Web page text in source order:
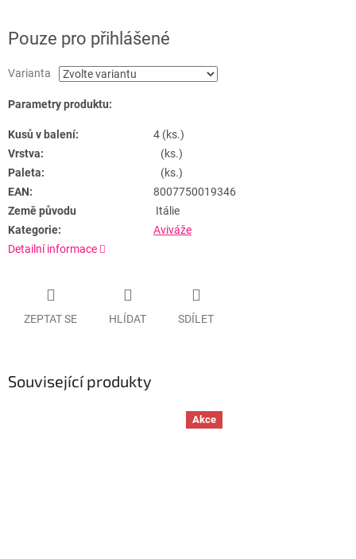
Pouze pro přihlášené
Varianta
Parametry produktu:
Kusů v balení:
4 (ks.)
Vrstva:
(ks.)
Paleta:
(ks.)
EAN:
8007750019346
Země původu
Itálie
Kategorie:
Aviváže
Detailní informace
ZEPTAT SE HLÍDAT SDÍLET
Související produkty
Akce